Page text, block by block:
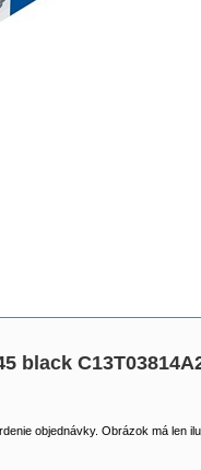
black
objednávky. Obrázok má len